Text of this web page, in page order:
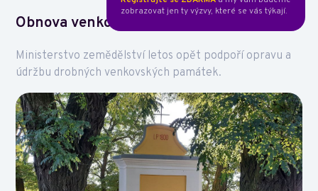
zobrazovat jen ty výzvy, které se vás týkají.
Obnova venkovských prvků 2025
Ministerstvo zemědělství letos opět podpoří opravu a
údržbu drobných venkovských památek.